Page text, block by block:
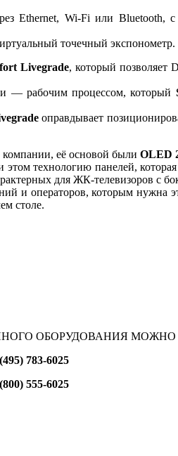
Ethernet, Wi-Fi или
точечный экспонометр.
Livegrade, который позволяет
— рабочим процессом, который
оправдывает
компании, её основой были OLED
технологию панелей,
для ЖК-телевизоров с
и операторов, которым нужна
столе.
ОБОРУДОВАНИЯ МОЖНО
783-6025
555-6025